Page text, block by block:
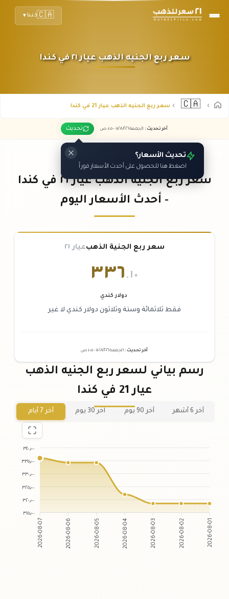
🇨🇦كندا ▼
سعر ربع الجنيه الذهب عيار ٢١ في كندا
🇨🇦 سعر ربع الجنيه الذهب عيار 21 في كندا
آخر تحديث : الجمعة ٠٧ /٠٨/٢٠٢٦ - ٠١:٠٥ ص تحديث
تحديث الأسعار؟
اضغط هنا للحصول على أحدث الأسعار فوراً
سعر ربع الجنيه الذهب عيار ٢١ في كندا
- أحدث الأسعار اليوم
سعر ربع الجنية الذهبعيار ٢١
٣٣٦ .١٠
دولار كندي
فقط ثلاثمائة وستة وثلاثون دولار كندي لا غير
آخر تحديث : الجمعة ٠٧ /٠٨/٢٠٢٦ - ٠١:٠٥ ص
رسم بياني لسعر ربع الجنيه الذهب
عيار 21 في كندا
آخر 6 أشهر آخر 90 يوم آخر 30 يوم آخر 7 أيام
٣٤٠٫٠٠
٣٣٥٫٠٠
٣٣٠٫٠٠
٣٢٥٫٠٠
٣٢٠٫٠٠
٣١٥٫٠٠
2026-08-07 2026-08-06 2026-08-05 2026-08-04 2026-08-03 2026-08-02 2026-08-01